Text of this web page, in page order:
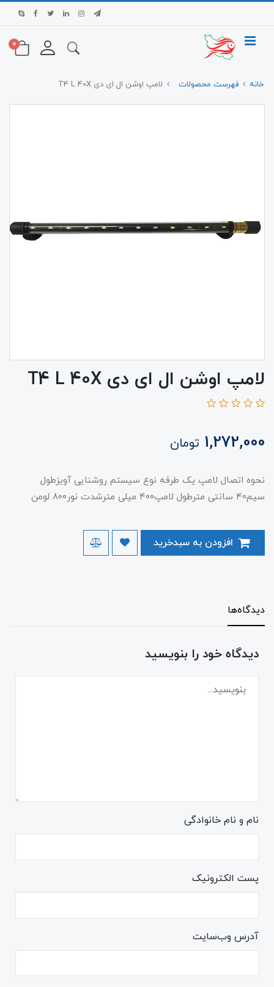
0
خانه فهرست محصولات لامپ اوشن ال ای دی T4 L 40X
لامپ اوشن ال ای دی T4 L 40X
1,272,000 تومان
نحوه اتصال لامپ یک طرفه نوع سیستم روشنایی آویزطول
سیم۴۰ سانتی مترطول لامپ۴۰۰ میلی مترشدت نور۸۰۰ لومن
دیدگاه‌ها
دیدگاه خود را بنویسید
نام و نام خانوادگی
پست الکترونیک
آدرس وب‌سایت